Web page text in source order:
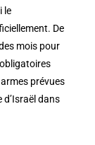
le
De
mois pour
prévues
dans